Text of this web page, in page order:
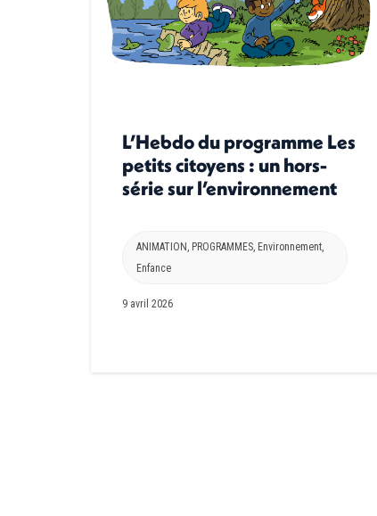
L’Hebdo du programme Les
petits citoyens : un hors-
série sur l’environnement
ANIMATION , PROGRAMMES, Environnement,
Enfance
9 avril 2026